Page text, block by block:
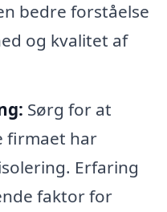
bedre forståelse
og kvalitet af
Sørg for at
firmaet har
Erfaring
faktor for